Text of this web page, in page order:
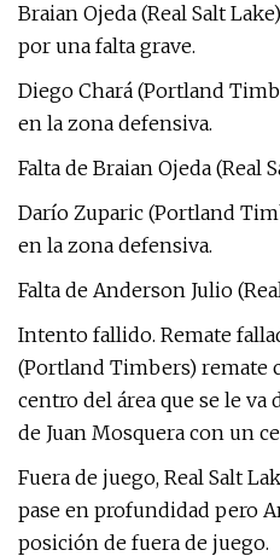
Braian Ojeda (Real Salt
por una falta grave.
Diego Chará (Portland
en la zona defensiva.
Falta de Braian Ojeda (Real
Darío Zuparic (Portland
en la zona defensiva.
Falta de Anderson Julio
Intento fallido. Remate
(Portland Timbers) remate
centro del área que se le va
de Juan Mosquera con un
Fuera de juego, Real Salt
pase en profundidad pero
posición de fuera de juego.